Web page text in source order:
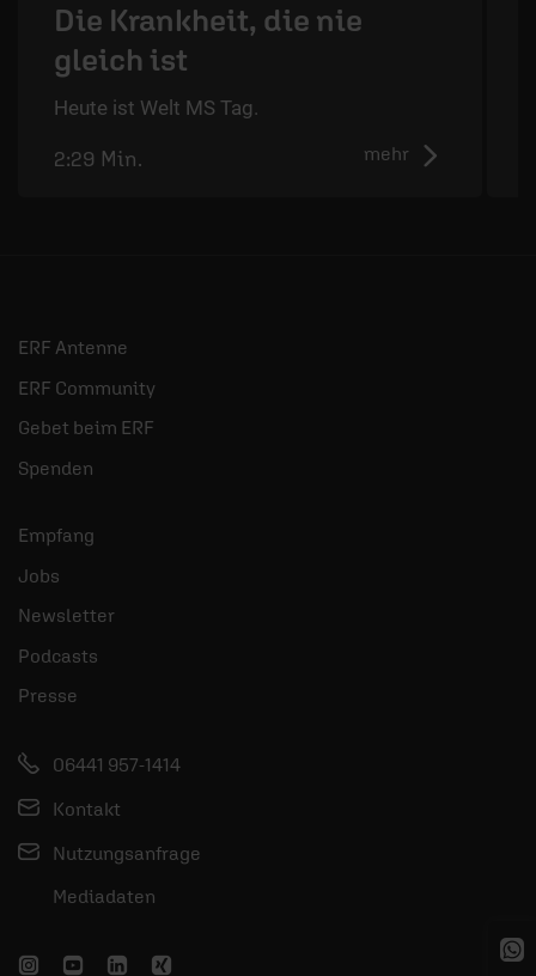
Die Krankheit, die nie
gleich ist
Heute ist Welt MS Tag.
mehr
2:29 Min.
ERF Antenne
ERF Community
Gebet beim ERF
Spenden
Empfang
Jobs
Newsletter
Podcasts
Presse
06441 957-1414
Kontakt
Nutzungsanfrage
Mediadaten